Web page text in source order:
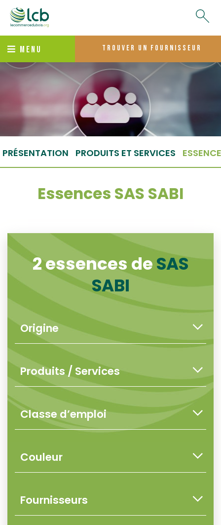
MENU trouver un fournisseur
PRÉSENTATION PRODUITS ET SERVICES
Essences SAS SABI
2 essences deSAS
SABI